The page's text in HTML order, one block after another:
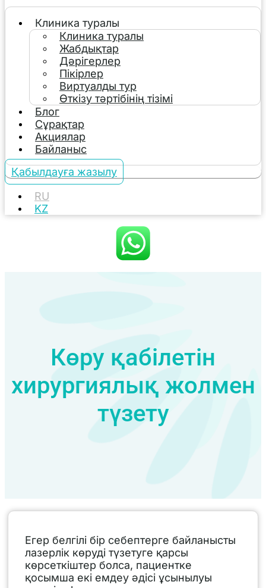
Клиника туралы
Клиника туралы
Жабдықтар
Дәрігерлер
Пікірлер
Виртуалды тур
Өткізу тәртібінің тізімі
Блог
Сұрақтар
Акциялар
Байланыс
Қабылдауға жазылу
RU
KZ
Көру қабілетін
хирургиялық жолмен
түзету
Егер белгілі бір себептерге байланысты
лазерлік көруді түзетуге қарсы
көрсеткіштер болса, пациентке
қосымша екі емдеу әдісі ұсынылуы